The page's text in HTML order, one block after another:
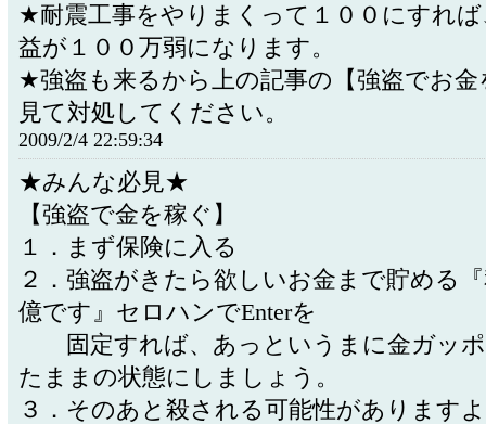
★耐震工事をやりまくって１００にすれば
益が１００万弱になります。
★強盗も来るから上の記事の【強盗でお金
見て対処してください。
2009/2/4 22:59:34
★みんな必見★
【強盗で金を稼ぐ】
１．まず保険に入る
２．強盗がきたら欲しいお金まで貯める
億です』セロハンでEnterを
固定すれば、あっというまに金ガッポ
たままの状態にしましょう。
３．そのあと殺される可能性があります